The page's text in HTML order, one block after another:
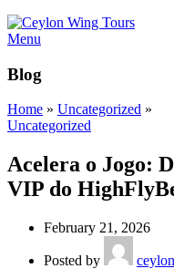
Menu
Blog
Home » Uncategorized »
Uncategorized
Acelera o Jogo:
VIP do
February 21, 2026
Posted by